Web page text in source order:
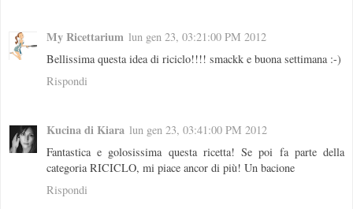
My Ricettarium lun gen 23, 03:21:00 PM 2012
Bellissima questa idea di riciclo!!!! smackk e buona settimana :-)
Rispondi
Kucina di Kiara lun gen 23, 03:41:00 PM 2012
Fantastica e golosissima questa ricetta! Se poi fa parte della
categoria RICICLO, mi piace ancor di più! Un bacione
Rispondi